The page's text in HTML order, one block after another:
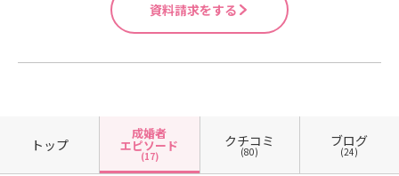
資料請求をする
トップ
成婚者
エピソード
(17)
クチコミ
(80)
ブログ
(24)